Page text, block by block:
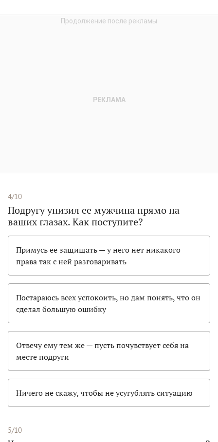
4/10
Подругу унизил ее мужчина прямо на
ваших глазах. Как поступите?
Примусь ее защищать — у него нет никакого
права так с ней разговаривать
Постараюсь всех успокоить, но дам понять, что он
сделал большую ошибку
Отвечу ему тем же — пусть почувствует себя на
месте подруги
Ничего не скажу, чтобы не усугублять ситуацию
5/10